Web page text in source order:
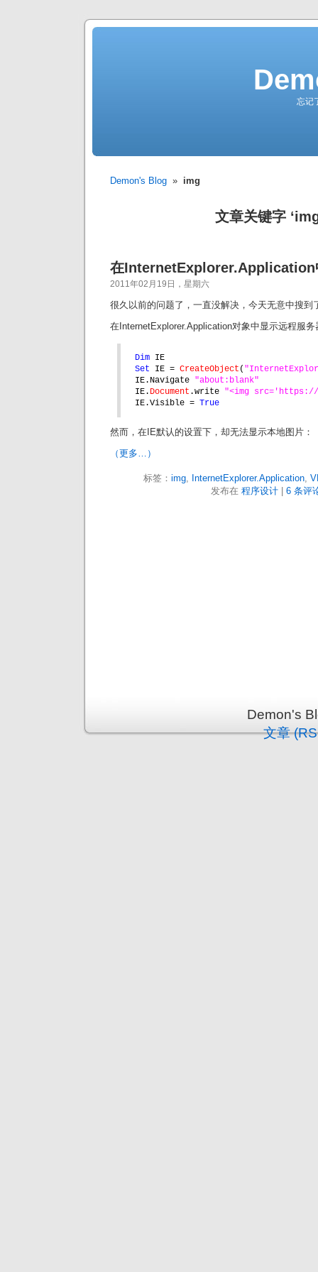
忘记
Demon's Blog » img
文章关键字
在InternetExplorer.Application
2011年02月19日，星期六
很久以前的问题了，一直没解决，今天无意中搜到
在InternetExplorer.Application对象中显示远程服
Dim IE
Set IE = CreateObject (
IE.Navigate "about:blank"
IE. Document .write "<img src='https://
IE.Visible = True
然而，在IE默认的设置下，却无法显示本地图片：
（更多…）
标签： img, InternetExplorer.Application,
发布在 程序设计| 6 条评
Demon's
文章